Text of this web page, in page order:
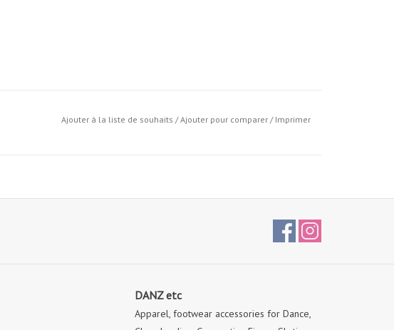
Ajouter à la liste de souhaits /Ajouter pour comparer / Imprimer
DANZ etc
Apparel, footwear accessories for Dance,